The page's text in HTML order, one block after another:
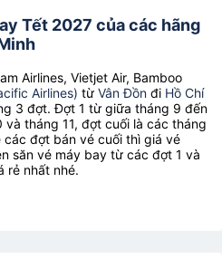
Tết 2027 của các hãng
Airlines, Vietjet Air, Bamboo
Airlines) từ Vân Đồn đi Hồ Chí
3 đợt. Đợt 1 từ giữa tháng 9 đến
tháng 11, đợt cuối là các tháng
các đợt bán vé cuối thì giá vé
săn vé máy bay từ các đợt 1 và
rẻ nhất nhé.